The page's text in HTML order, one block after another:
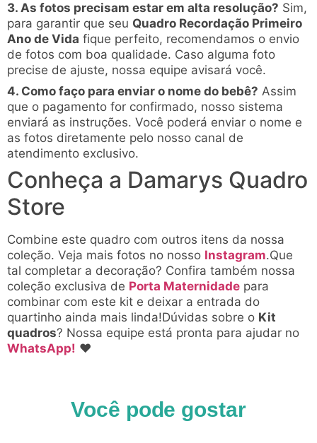
3. As fotos precisam estar em alta resolução? Sim,
para garantir que seu Quadro Recordação Primeiro
Ano de Vida fique perfeito, recomendamos o envio
de fotos com boa qualidade. Caso alguma foto
precise de ajuste, nossa equipe avisará você.
4. Como faço para enviar o nome do bebê? Assim
que o pagamento for confirmado, nosso sistema
enviará as instruções. Você poderá enviar o nome e
as fotos diretamente pelo nosso canal de
atendimento exclusivo.
Conheça a Damarys Quadro
Store
Combine este quadro com outros itens da nossa
coleção. Veja mais fotos no nosso Instagram.Que
tal completar a decoração? Confira também nossa
coleção exclusiva de Porta Maternidade para
combinar com este kit e deixar a entrada do
quartinho ainda mais linda!Dúvidas sobre o Kit
quadros? Nossa equipe está pronta para ajudar no
WhatsApp! ♥
Você pode gostar